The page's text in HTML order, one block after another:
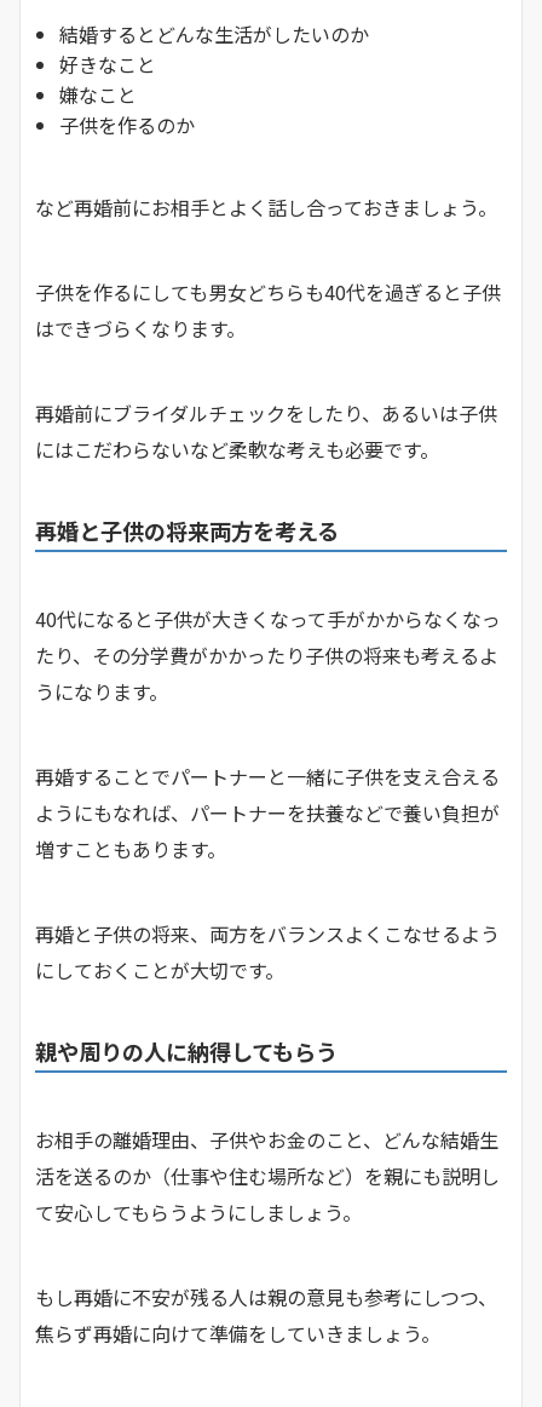
結婚するとどんな生活がしたいのか
好きなこと
嫌なこと
子供を作るのか
など再婚前にお相手とよく話し合っておきましょう。
子供を作るにしても男女どちらも40代を過ぎると子供
はできづらくなります。
再婚前にブライダルチェックをしたり、あるいは子供
にはこだわらないなど柔軟な考えも必要です。
再婚と子供の将来両方を考える
40代になると子供が大きくなって手がかからなくなっ
たり、その分学費がかかったり子供の将来も考えるよ
うになります。
再婚することでパートナーと一緒に子供を支え合える
ようにもなれば、パートナーを扶養などで養い負担が
増すこともあります。
再婚と子供の将来、両方をバランスよくこなせるよう
にしておくことが大切です。
親や周りの人に納得してもらう
お相手の離婚理由、子供やお金のこと、どんな結婚生
活を送るのか（仕事や住む場所など）を親にも説明し
て安心してもらうようにしましょう。
もし再婚に不安が残る人は親の意見も参考にしつつ、
焦らず再婚に向けて準備をしていきましょう。